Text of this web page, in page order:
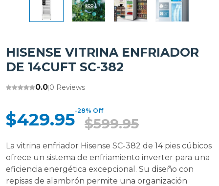
HISENSE VITRINA ENFRIADOR
DE 14CUFT SC-382
0.0|0 Reviews
$429.95-28% Off
$599.95
La vitrina enfriador Hisense SC-382 de 14 pies cúbicos
ofrece un sistema de enfriamiento inverter para una
eficiencia energética excepcional. Su diseño con
repisas de alambrón permite una organización